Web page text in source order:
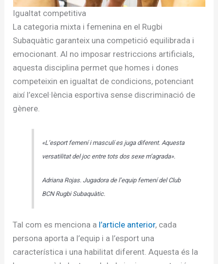
Igualtat competitiva
La categoria mixta i femenina en el Rugbi
Subaquàtic garanteix una competició equilibrada i
emocionant. Al no imposar restriccions artificials,
aquesta disciplina permet que homes i dones
competeixin en igualtat de condicions, potenciant
així l’excel·lència esportiva sense discriminació de
gènere.
«L’esport femení i masculí es juga diferent. Aquesta
versatilitat del joc entre tots dos sexe m’agrada».
Adriana Rojas. Jugadora de l’equip femení del Club
BCN Rugbi Subaquàtic.
Tal com es menciona a l’article anterior, cada
persona aporta a l’equip i a l’esport una
característica i una habilitat diferent. Aquesta és la